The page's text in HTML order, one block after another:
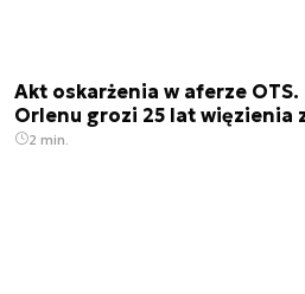
Akt oskarżenia w aferze OTS.
Orlenu grozi 25 lat więzienia
2 min.